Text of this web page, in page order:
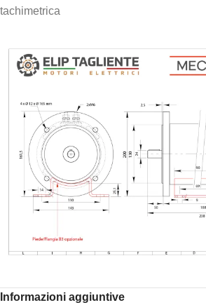
tachimetrica
Informazioni aggiuntive